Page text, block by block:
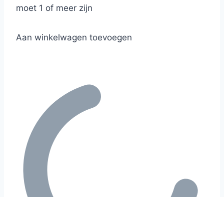
moet 1 of meer zijn
Aan winkelwagen toevoegen